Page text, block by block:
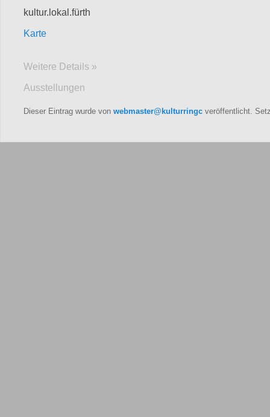
kultur.lokal.fürth
Karte
Weitere Details »
Ausstellungen
Dieser Eintrag wurde von webmaster@kulturringc veröffentlicht.